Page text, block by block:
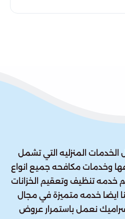
المنزليه التي تشمل
وخدمات مكافحه جميع انواع
خدمه تنظيف وتعقيم الخزانات
ايضا خدمه متميزة في مجال
نعمل باستمرار عروض